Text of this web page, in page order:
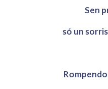
Sen
só un